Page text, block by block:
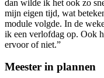
dan wilde ik het ook zo
mijn eigen tijd, wat
module volgde. In de
ik een verlofdag op. Ook
ervoor of niet.”
Meester in plannen